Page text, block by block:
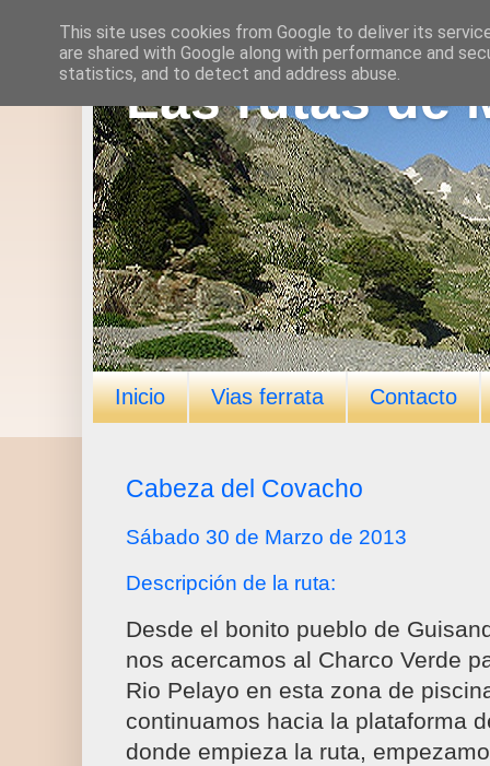
Las rutas de
Inicio Vias ferrata Contacto
Cabeza del Covacho
Sábado 30 de Marzo de 2013
Descripción de la ruta:
Desde el bonito pueblo de
nos acercamos al Charco Verde
Rio Pelayo en esta zona de
continuamos hacia la plataforma
donde empieza la ruta,
This site uses cookies from Google to deliver its
are shared with Google along with performance and
statistics, and to detect and address abuse.